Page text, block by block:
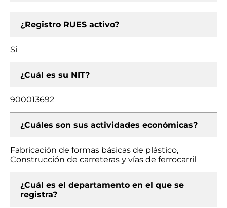
¿Registro RUES activo?
Si
¿Cuál es su NIT?
900013692
¿Cuáles son sus actividades económicas?
Fabricación de formas básicas de plástico,
Construcción de carreteras y vías de ferrocarril
¿Cuál es el departamento en el que se
registra?